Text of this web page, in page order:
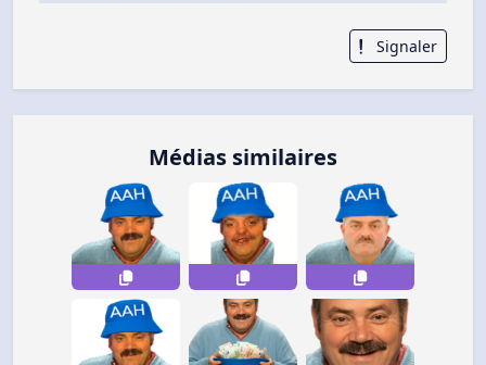
Signaler
Médias similaires